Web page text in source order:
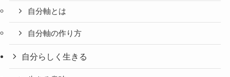
自分軸とは
自分軸の作り方
自分らしく生きる